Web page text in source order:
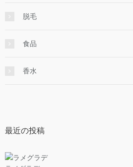
脱毛
食品
香水
最近の投稿